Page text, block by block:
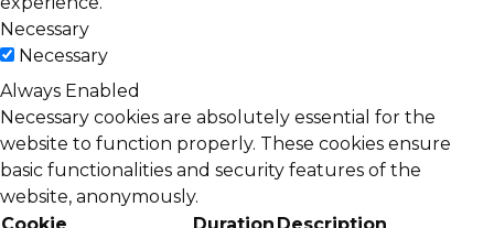
Necessary
Necessary
Always Enabled
Necessary cookies are absolutely essential for the
website to function properly. These cookies ensure
basic functionalities and security features of the
website, anonymously.